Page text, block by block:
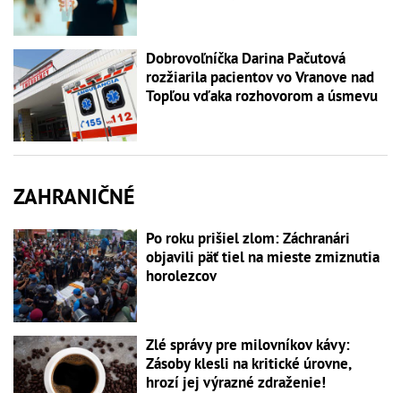
Dobrovoľníčka Darina Pačutová
rozžiarila pacientov vo Vranove nad
Topľou vďaka rozhovorom a úsmevu
ZAHRANIČNÉ
Po roku prišiel zlom: Záchranári
objavili päť tiel na mieste zmiznutia
horolezcov
Zlé správy pre milovníkov kávy:
Zásoby klesli na kritické úrovne,
hrozí jej výrazné zdraženie!